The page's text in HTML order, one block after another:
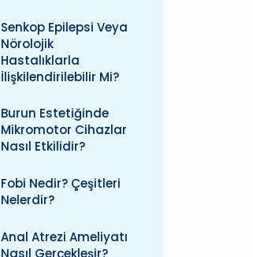
Senkop Epilepsi Veya
Nörolojik
Hastalıklarla
İlişkilendirilebilir Mi?
Burun Estetiğinde
Mikromotor Cihazlar
Nasıl Etkilidir?
Fobi Nedir? Çeşitleri
Nelerdir?
Anal Atrezi Ameliyatı
Nasıl Gerçekleşir?